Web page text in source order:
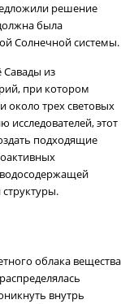
решение
была
Солнечной системы.
Савады из
при котором
около трех световых
этот
подходящие
облака вещества
внутрь